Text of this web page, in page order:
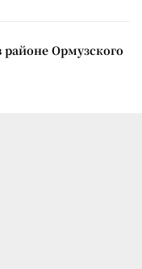
Ормузского